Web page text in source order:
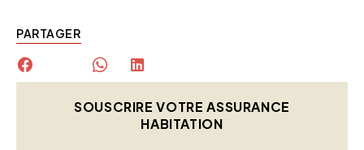
PARTAGER
SOUSCRIRE VOTRE ASSURANCE
HABITATION